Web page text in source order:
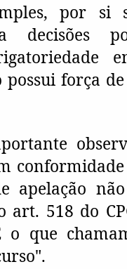
por si
decisões
força
apelação
art. 518 do
o que